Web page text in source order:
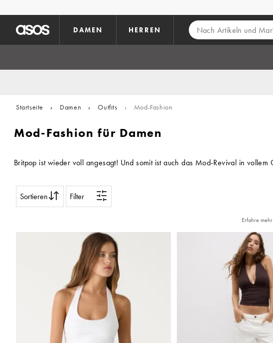
DAMEN HERREN
Startseite › Damen › Outfits › Mod-Fashion
Mod-Fashion für Damen
Britpop ist wieder voll angesagt! Und somit ist auch das Mod-Revival in
Sortieren Filter
Erfahre